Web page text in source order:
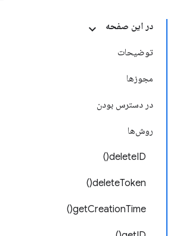
در این صفحه
توضیحات
مجوزها
در دسترس بودن
روش‌ها
deleteID()
deleteToken()
getCreationTime()